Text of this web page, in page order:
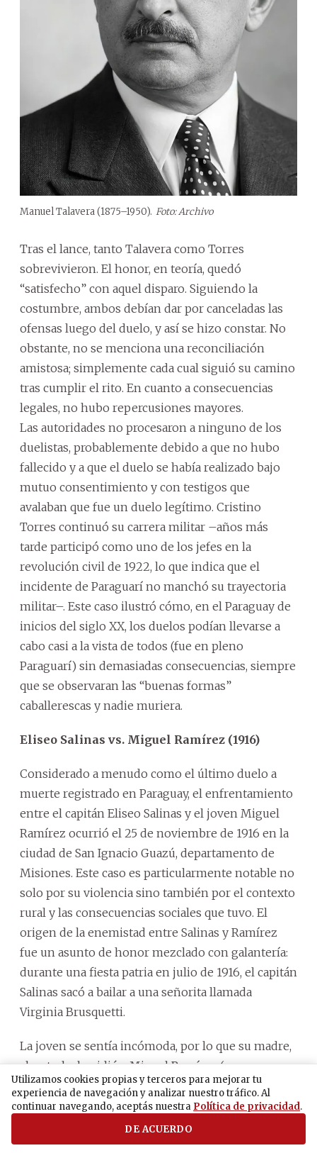
Manuel Talavera (1875–1950). Foto: Archivo
Tras el lance, tanto Talavera como Torres
sobrevivieron. El honor, en teoría, quedó
“satisfecho” con aquel disparo. Siguiendo la
costumbre, ambos debían dar por canceladas las
ofensas luego del duelo, y así se hizo constar. No
obstante, no se menciona una reconciliación
amistosa; simplemente cada cual siguió su camino
tras cumplir el rito. En cuanto a consecuencias
legales, no hubo repercusiones mayores.
Las autoridades no procesaron a ninguno de los
duelistas, probablemente debido a que no hubo
fallecido y a que el duelo se había realizado bajo
mutuo consentimiento y con testigos que
avalaban que fue un duelo legítimo. Cristino
Torres continuó su carrera militar –años más
tarde participó como uno de los jefes en la
revolución civil de 1922, lo que indica que el
incidente de Paraguarí no manchó su trayectoria
militar–. Este caso ilustró cómo, en el Paraguay de
inicios del siglo XX, los duelos podían llevarse a
cabo casi a la vista de todos (fue en pleno
Paraguarí) sin demasiadas consecuencias, siempre
que se observaran las “buenas formas”
caballerescas y nadie muriera.
Eliseo Salinas vs. Miguel Ramírez (1916)
Considerado a menudo como el último duelo a
muerte registrado en Paraguay, el enfrentamiento
entre el capitán Eliseo Salinas y el joven Miguel
Ramírez ocurrió el 25 de noviembre de 1916 en la
ciudad de San Ignacio Guazú, departamento de
Misiones. Este caso es particularmente notable no
solo por su violencia sino también por el contexto
rural y las consecuencias sociales que tuvo. El
origen de la enemistad entre Salinas y Ramírez
fue un asunto de honor mezclado con galantería:
durante una fiesta patria en julio de 1916, el capitán
Salinas sacó a bailar a una señorita llamada
Virginia Brusquetti.
La joven se sentía incómoda, por lo que su madre,
al notarlo, le pidió a Miguel Ramírez (un
muchacho del pueblo) que interviniera sacando a
Virginia a bailar en la siguiente pieza. Ramírez
accedió caballerosamente al pedido y ocupó el
lugar de Salinas, lo cual este último tomó como
Utilizamos cookies propias y terceros para mejorar tu
experiencia de navegación y analizar nuestro tráfico. Al
continuar navegando, aceptás nuestra Política de privacidad.
DE ACUERDO